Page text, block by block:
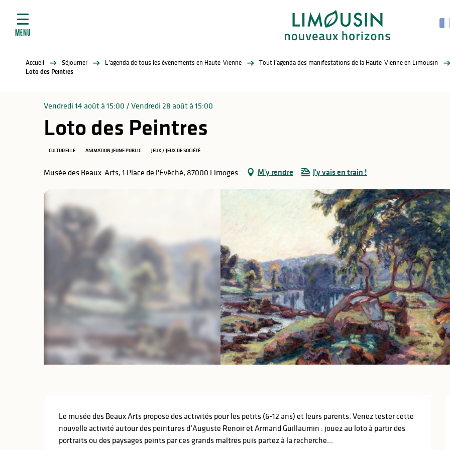
contenu
MENU
Accueil Séjourner L’agenda de tous les évènements en Haute-Vienne
Tout l’agenda des manifestations de la Haute-Vienne en Limousin
Loto des Peintres
Vendredi 14 août à 15:00 / Vendredi 28 août à 15:00
Loto des Peintres
CULTURELLE ANIMATION JEUNE PUBLIC JEUX / JEUX DE SOCIÉTÉ
Musée des Beaux-Arts, 1 Place de l'Évêché, 87000 Limoges M'y rendre J'y vais en train !
Description
Le musée des Beaux Arts propose des activités pour les petits (6-12 ans) et leurs parents. Venez tester cette
nouvelle activité autour des peintures d’Auguste Renoir et Armand Guillaumin : jouez au loto à partir des
portraits ou des paysages peints par ces grands maîtres puis partez à la recherche...